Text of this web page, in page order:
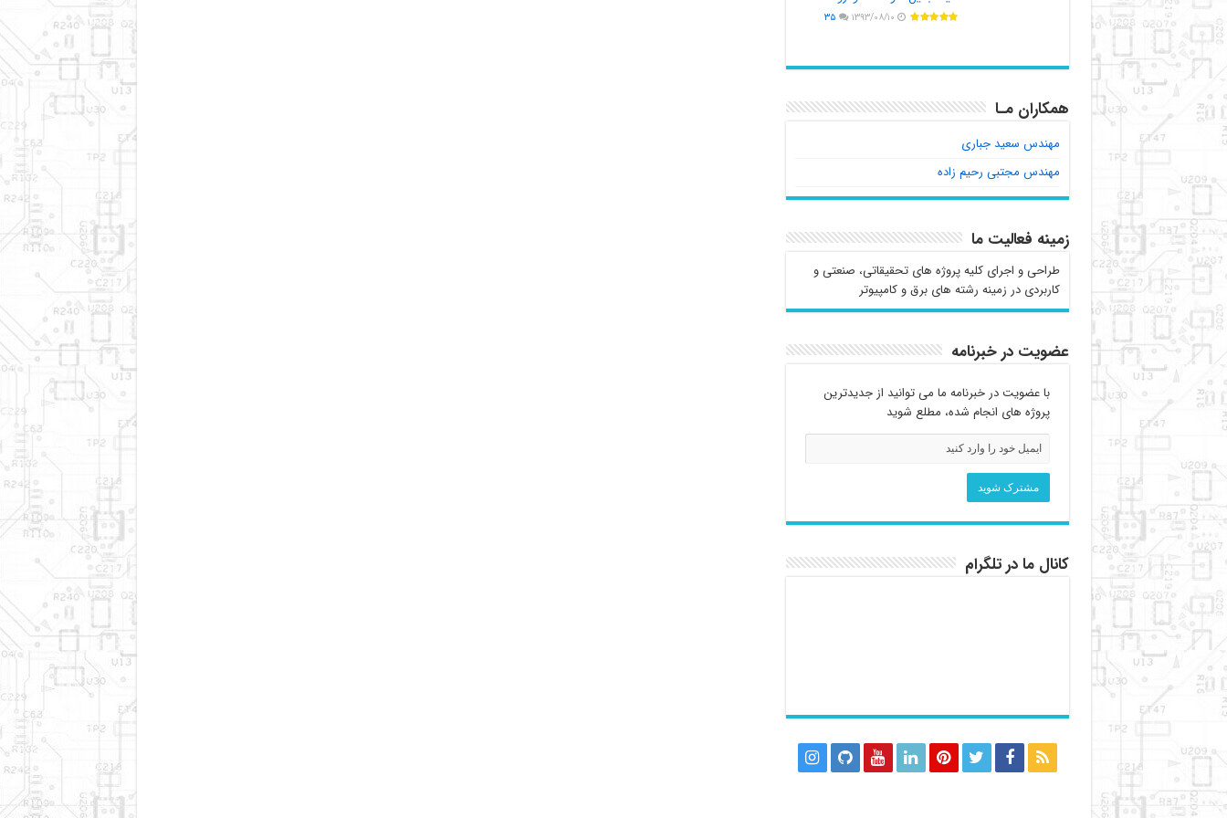
۱۳۹۳/۰۸/۱۰ ۳۵
همکاران مـا
مهندس سعید جباری
مهندس مجتبی رحیم زاده
زمینه فعالیت ما
طراحی و اجرای کلیه پروژه های تحقیقاتی، صنعتی و
کاربردی در زمینه رشته های برق و کامپیوتر
عضویت در خبرنامه
با عضویت در خبرنامه ما می توانید از جدیدترین
پروژه های انجام شده، مطلع شوید
کانال ما در تلگرام